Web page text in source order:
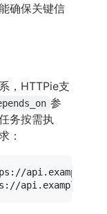
确保关键信
，HTTPie支
参
务按需执
：